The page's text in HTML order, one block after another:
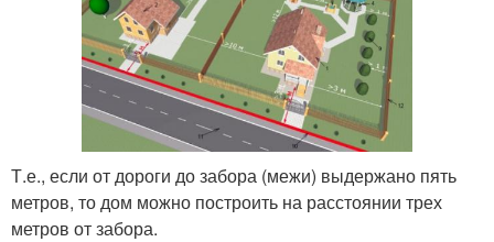
Т.е., если от дороги до забора (межи) выдержано пять
метров, то дом можно построить на расстоянии трех
метров от забора.